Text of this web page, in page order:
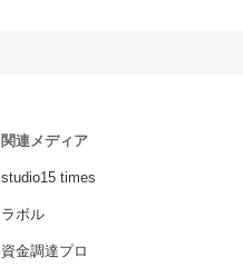
関連メディア
studio15 times
ラボル
資金調達プロ